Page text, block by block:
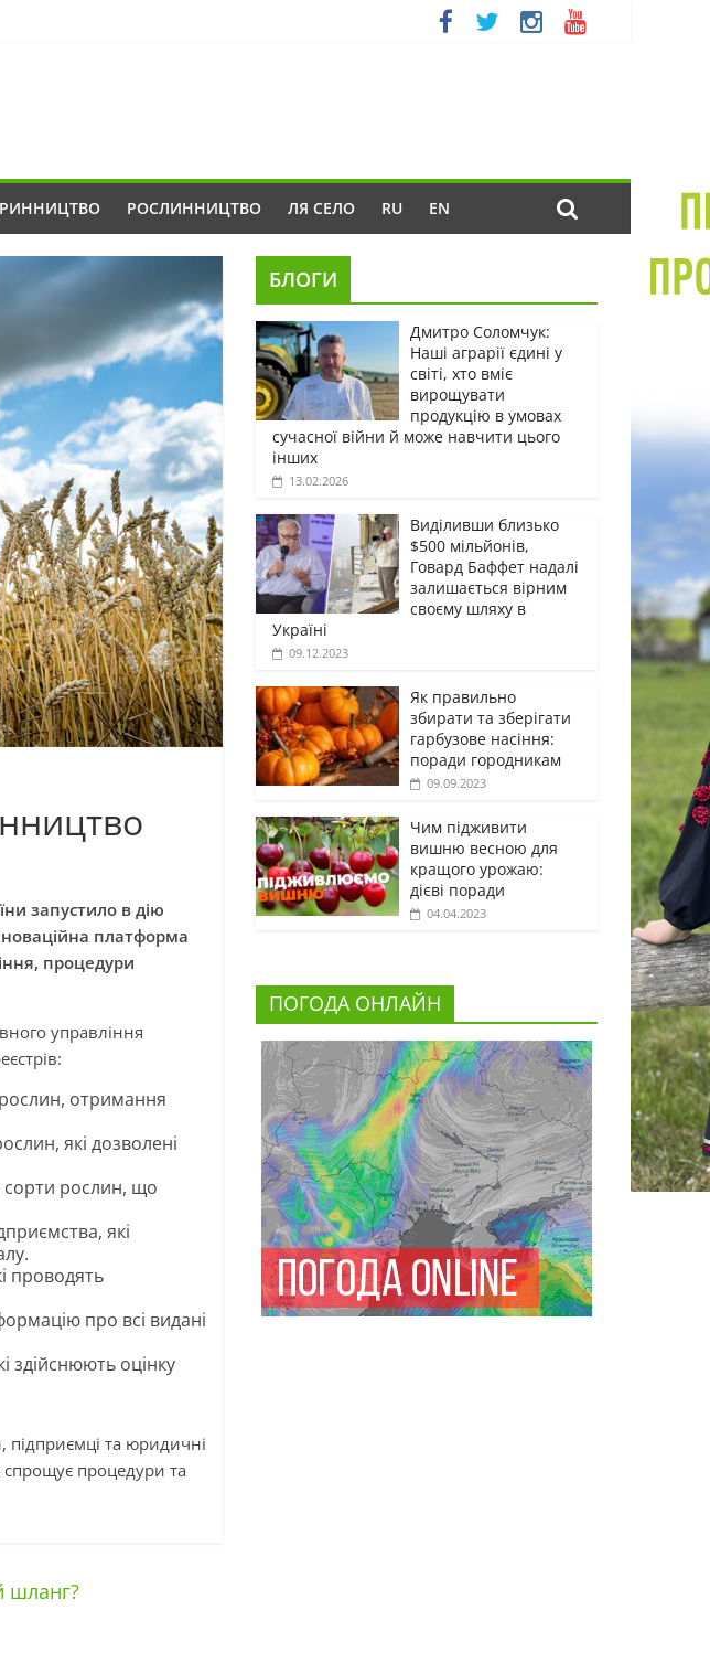
РОСЛИННИЦТВО ЛЯ СЕЛО RU EN
запустило в дію
платформа
процедури
управління
отримання
які дозволені
сорти рослин, що
які
проводять
про всі видані
здійснюють оцінку
підприємці та юридичні
процедури та
шланг?
БЛОГИ
Дмитро Соломчук:
Наші аграрії єдині у
світі, хто вміє
вирощувати
продукцію в умовах
сучасної війни й може навчити цього
інших
13.02.2026
Виділивши близько
$500 мільйонів,
Говард Баффет надалі
залишається вірним
своєму шляху в
Україні
09.12.2023
Як правильно
збирати та зберігати
гарбузове насіння:
поради городникам
09.09.2023
Чим підживити
вишню весною для
кращого урожаю:
дієві поради
04.04.2023
ПОГОДА ОНЛАЙН